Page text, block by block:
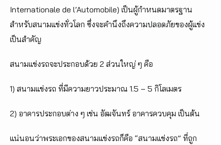
Internationale de l’Automobile) เป็นผู้กำหนดมาตรฐาน
สำหรับสนามแข่งทั่วโลก ซึ่งจะคำนึงถึงความปลอดภัยของผู้แข่ง
เป็นสำคัญ
สนามแข่งรถจะประกอบด้วย 2 ส่วนใหญ่ ๆ คือ
1) สนามแข่งรถ ที่มีความยาวประมาณ 1.5 – 5 กิโลเมตร
2) อาคารประกอบต่าง ๆ เช่น อัฒจันทร์ อาคารควบคุม เป็นต้น
แน่นอนว่าพระเอกของสนามแข่งรถก็คือ “สนามแข่งรถ” ที่ถูก